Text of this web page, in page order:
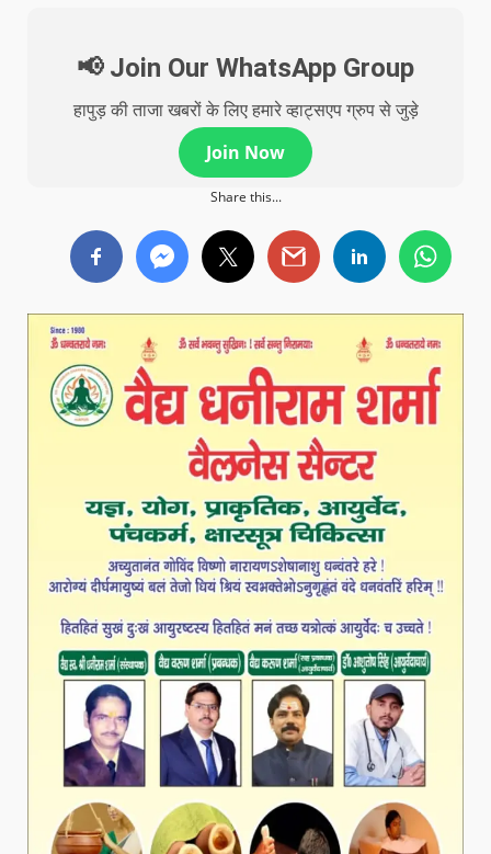
📢 Join Our WhatsApp Group
हापुड़ की ताजा खबरों के लिए हमारे व्हाट्सएप ग्रुप से जुड़े
Join Now
Share this...